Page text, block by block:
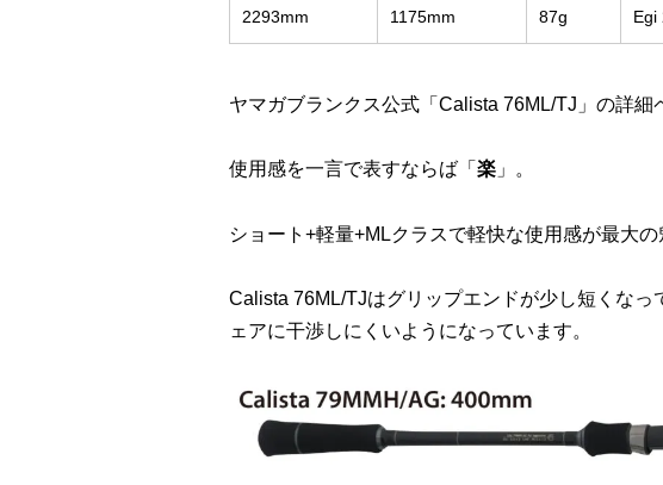
2293mm 1175mm 87g Egi
ヤマガブランクス公式「Calista 76ML/TJ」の詳細
使用感を一言で表すならば「 楽 」。
ショート+軽量+MLクラスで軽快な使用感が最大の
Calista 76ML/TJはグリップエンドが少し短くなっ
ェアに干渉しにくいようになっています。